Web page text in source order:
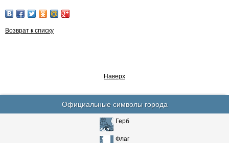
Возврат к списку
Наверх
Официальные символы города
Герб
Флаг